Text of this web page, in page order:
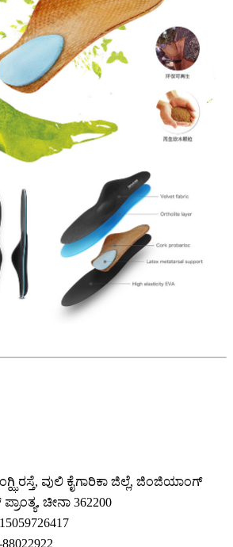
ರಸ್ತೆ, ವುಲಿ ಕೈಗಾರಿಕಾ ಜಿಲ್ಲೆ, ಜಿಂಜಿಯಾಂಗ್
ಚೀನಾ 362200